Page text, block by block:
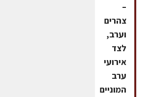
–
צהרים
וערב,
לצד
אירועי
ערב
המוניים